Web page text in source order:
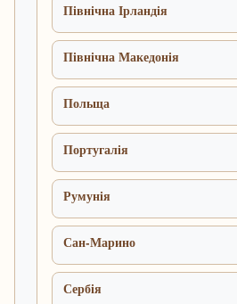
Північна Ірландія
Північна Македонія
Польща
Португалія
Румунія
Сан-Марино
Сербія